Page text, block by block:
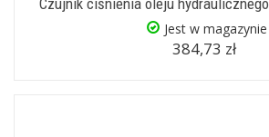
Czujnik ciśnienia oleju
Jest w magazynie
384,73 zł